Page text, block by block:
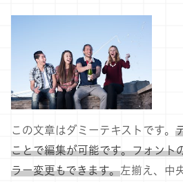
この文章はダミーテキストです。
ことで編集が可能です。フォント
ラー変更もできます。左揃え、中